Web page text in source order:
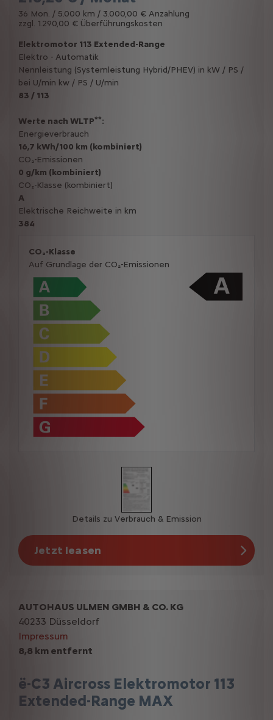
36 Mon. / 5.000 km / 3.000,00 € Anzahlung
zzgl. 1.290,00 € Überführungskosten
Elektromotor 113 Extended-Range
Elektro - Automatik
Nennleistung (Systemleistung Hybrid/PHEV) in kW / PS /
bei U/min kw / PS / U/min
83 / 113
Werte nach WLTP**:
Energieverbrauch
16,7 kWh/100 km (kombiniert)
CO₂-Emissionen
0 g/km (kombiniert)
CO₂-Klasse (kombiniert)
A
Elektrische Reichweite in km
384
CO₂-Klasse
Auf Grundlage der CO₂-Emissionen
Details zu Verbrauch & Emission
Jetzt leasen
8,8 km entfernt
ë-C3 Aircross Elektromotor 113
Extended-Range MAX
AUTOHAUS ULMEN GMBH & CO. KG
40233 Düsseldorf
Impressum